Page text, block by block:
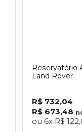
Reservatório
Land Rover
R$ 732,04
R$ 673,48
ou 6x R$